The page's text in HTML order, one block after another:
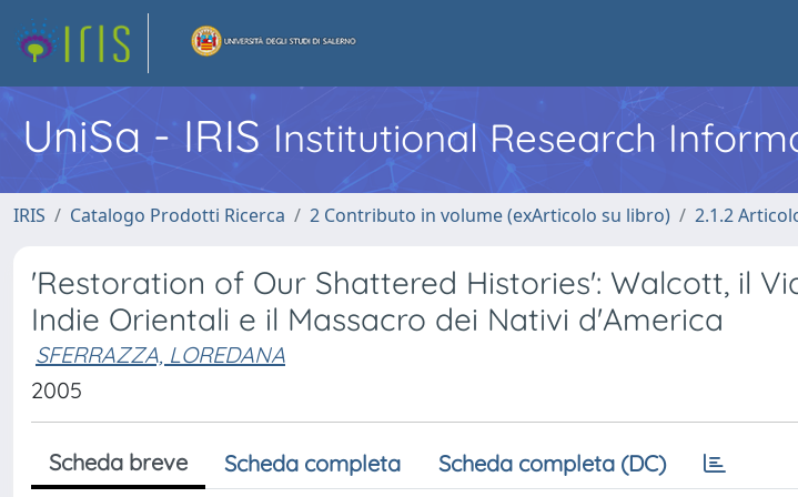
UniSa - IRIS Institutional Research
IRIS Catalogo Prodotti Ricerca 2 Contributo in volume (exArticolo su libro) 2.1.2
'Restoration of Our Shattered Histories': Walcott, il
Indie Orientali e il Massacro dei Nativi d'America
SFERRAZZA, LOREDANA
2005
Scheda breve Scheda completa Scheda completa (DC)